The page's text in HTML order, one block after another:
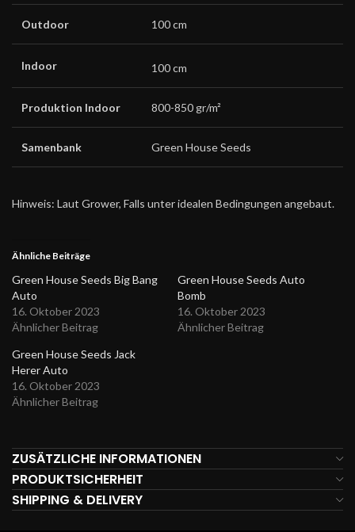
Outdoor 100 cm
Indoor 100 cm
Produktion Indoor 800-850 gr/m²
Samenbank Green House Seeds
Hinweis: Laut Grower, Falls unter idealen Bedingungen angebaut.
Ähnliche Beiträge
Green House Seeds Big Bang
Auto
16. Oktober 2023
Ähnlicher Beitrag
Green House Seeds Auto
Bomb
16. Oktober 2023
Ähnlicher Beitrag
Green House Seeds Jack
Herer Auto
16. Oktober 2023
Ähnlicher Beitrag
ZUSÄTZLICHE INFORMATIONEN
PRODUKTSICHERHEIT
SHIPPING & DELIVERY